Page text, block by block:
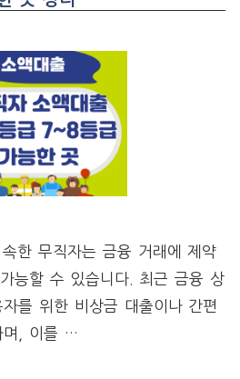
한 무직자는 금융 거래에 제약
능할 수 있습니다. 최근 금융 상
를 위한 비상금 대출이나 간편
며, 이를 …